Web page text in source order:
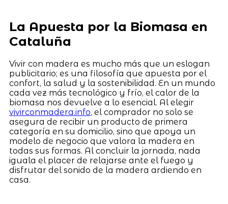
La Apuesta por la Biomasa en
Cataluña
Vivir con madera es mucho más que un eslogan
publicitario; es una filosofía que apuesta por el
confort, la salud y la sostenibilidad. En un mundo
cada vez más tecnológico y frío, el calor de la
biomasa nos devuelve a lo esencial. Al elegir
vivirconmadera.info, el comprador no solo se
asegura de recibir un producto de primera
categoría en su domicilio, sino que apoya un
modelo de negocio que valora la madera en
todas sus formas. Al concluir la jornada, nada
iguala el placer de relajarse ante el fuego y
disfrutar del sonido de la madera ardiendo en
casa.